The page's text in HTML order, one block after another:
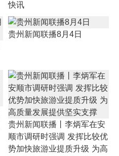
快讯
贵州新闻联播8月4日
贵州新闻联播丨李炳军在安
顺市调研时强调 发挥比较优
势加快旅游业提质升级 为高